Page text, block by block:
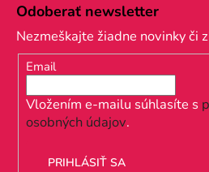
Odoberať newsletter
Nezmeškajte žiadne novinky či
Email
Vložením e-mailu súhlasíte s
osobných údajov.
PRIHLÁSIŤ SA